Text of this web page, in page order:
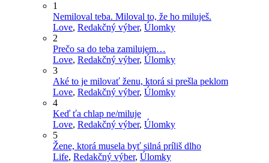
1
Nemiloval teba. Miloval to, že ho miluješ.
Love, Redakčný výber, Úlomky
2
Prečo sa do teba zamilujem…
Love, Redakčný výber, Úlomky
3
Aké to je milovať ženu, ktorá si prešla peklom
Love, Redakčný výber, Úlomky
4
Keď ťa chlap ne/miluje
Love, Redakčný výber, Úlomky
5
Žene, ktorá musela byť silná príliš dlho
Life, Redakčný výber, Úlomky